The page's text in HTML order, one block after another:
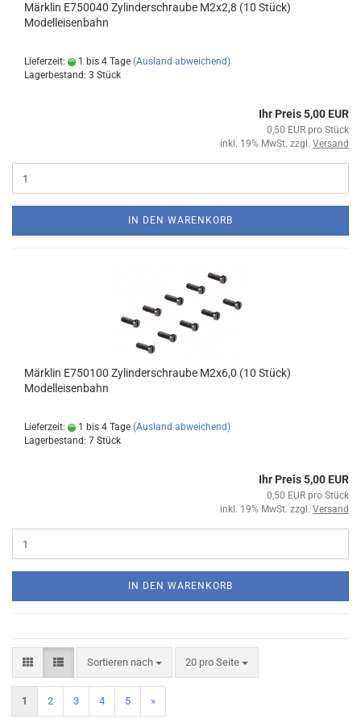
Märklin E750040 Zylinderschraube M2x2,8 (10 Stück)
Modelleisenbahn
Lieferzeit: 1 bis 4 Tage (Ausland abweichend)
Lagerbestand: 3 Stück
Ihr Preis 5,00 EUR
0,50 EUR pro Stück
inkl. 19% MwSt. zzgl. Versand
IN DEN WARENKORB
Märklin E750100 Zylinderschraube M2x6,0 (10 Stück)
Modelleisenbahn
Lieferzeit: 1 bis 4 Tage (Ausland abweichend)
Lagerbestand: 7 Stück
Ihr Preis 5,00 EUR
0,50 EUR pro Stück
inkl. 19% MwSt. zzgl. Versand
IN DEN WARENKORB
Sortieren nach 20 pro Seite
1 2 3 4 5 »